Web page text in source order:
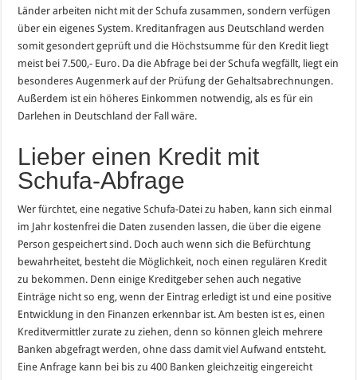
Länder arbeiten nicht mit der Schufa zusammen, sondern verfügen
über ein eigenes System. Kreditanfragen aus Deutschland werden
somit gesondert geprüft und die Höchstsumme für den Kredit liegt
meist bei 7.500,- Euro. Da die Abfrage bei der Schufa wegfällt, liegt ein
besonderes Augenmerk auf der Prüfung der Gehaltsabrechnungen.
Außerdem ist ein höheres Einkommen notwendig, als es für ein
Darlehen in Deutschland der Fall wäre.
Lieber einen Kredit mit
Schufa-Abfrage
Wer fürchtet, eine negative Schufa-Datei zu haben, kann sich einmal
im Jahr kostenfrei die Daten zusenden lassen, die über die eigene
Person gespeichert sind. Doch auch wenn sich die Befürchtung
bewahrheitet, besteht die Möglichkeit, noch einen regulären Kredit
zu bekommen. Denn einige Kreditgeber sehen auch negative
Einträge nicht so eng, wenn der Eintrag erledigt ist und eine positive
Entwicklung in den Finanzen erkennbar ist. Am besten ist es, einen
Kreditvermittler zurate zu ziehen, denn so können gleich mehrere
Banken abgefragt werden, ohne dass damit viel Aufwand entsteht.
Eine Anfrage kann bei bis zu 400 Banken gleichzeitig eingereicht